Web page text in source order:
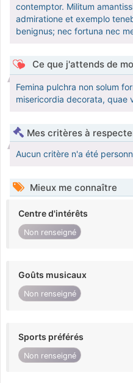
contemptor. Militum
admiratione et exemplo
benignus; nec fortuna nec
Ce que j'attends de
Femina pulchra non solum
misericordia decorata, quae
Mes critères à
Aucun critère n'a été
Mieux me connaître
Centre d'intérêts
Non renseigné
Goûts musicaux
Non renseigné
Sports préférés
Non renseigné